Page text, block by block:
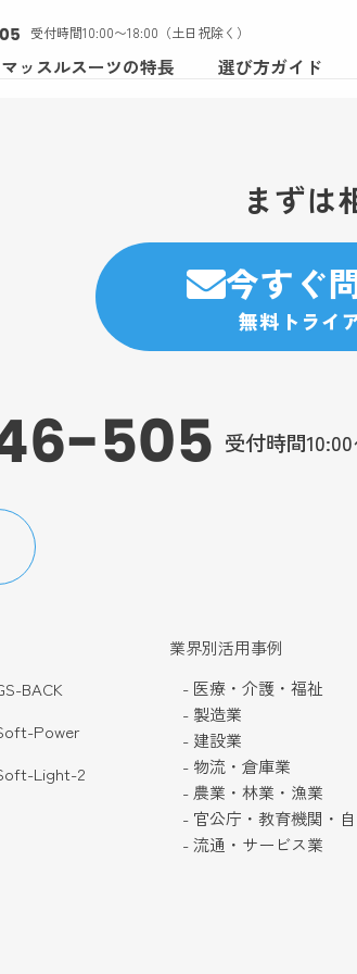
受付時間10:00〜18:00（土日祝除く）
マッスルスーツの特長 選び方ガイド
まずは
今すぐ
無料トライ
505 受付時間
BACK
Power
Light-2
業界別活用事例
- 医療・介護・福祉
- 製造業
- 建設業
- 物流・倉庫業
- 農業・林業・漁業
- 官公庁・教育機関・
- 流通・サービス業